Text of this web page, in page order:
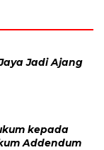
Jadi Ajang
kepada
Addendum